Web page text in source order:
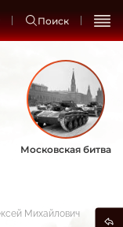
Поиск
Московская битва
Михайлович